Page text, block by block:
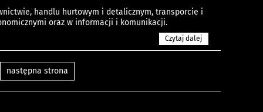
handlu hurtowym i detalicznym, transporcie i
oraz w informacji i komunikacji.
Czytaj dalej
następna strona